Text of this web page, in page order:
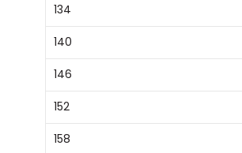
134
140
146
152
158